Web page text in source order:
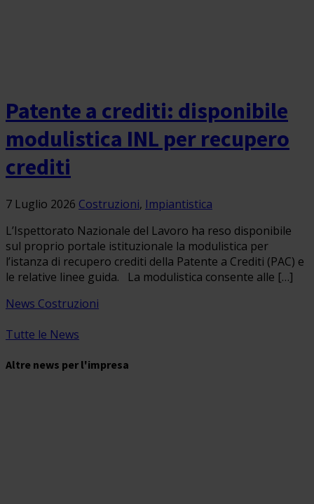
Patente a crediti: disponibile
modulistica INL per recupero
crediti
7 Luglio 2026 Costruzioni, Impiantistica
L’Ispettorato Nazionale del Lavoro ha reso disponibile
sul proprio portale istituzionale la modulistica per
l’istanza di recupero crediti della Patente a Crediti (PAC) e
le relative linee guida. La modulistica consente alle […]
News Costruzioni
Tutte le News
Altre news per l'impresa